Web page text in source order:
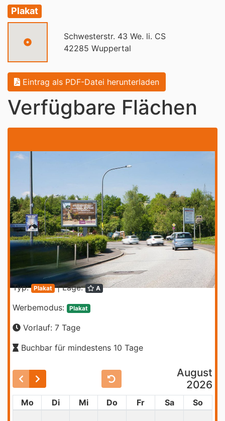
Plakat
Schwesterstr. 43 We. li. CS
42285 Wuppertal
Eintrag als PDF-Datei herunterladen
Verfügbare Flächen
Typ: Plakat | Lage: A
Werbemodus: Plakat
Vorlauf: 7 Tage
Buchbar für mindestens 10 Tage
August
2026
Mo Di Mi Do Fr Sa So